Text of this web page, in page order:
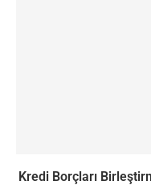
Kredi Borçları